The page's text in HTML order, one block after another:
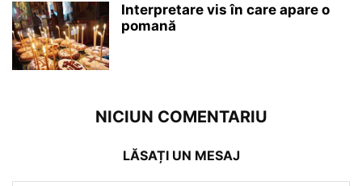
Interpretare vis în care apare o
pomană
NICIUN COMENTARIU
LĂSAȚI UN MESAJ